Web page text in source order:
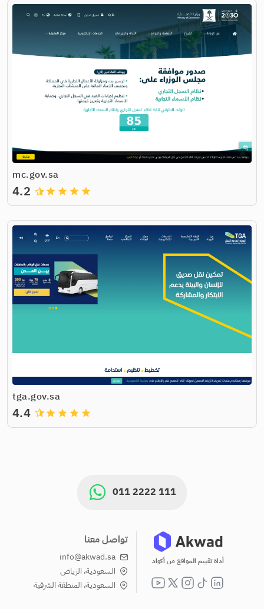
mc.gov.sa
grade
grade
grade
grade
4.2
tga.gov.sa
grade
grade
grade
grade
4.4
011 2222 111
أداة تقييم المواقع من أكواد
تواصل معنا
info@akwad.sa
السعودية، الرياض
السعودية، المنطقة الشرقية